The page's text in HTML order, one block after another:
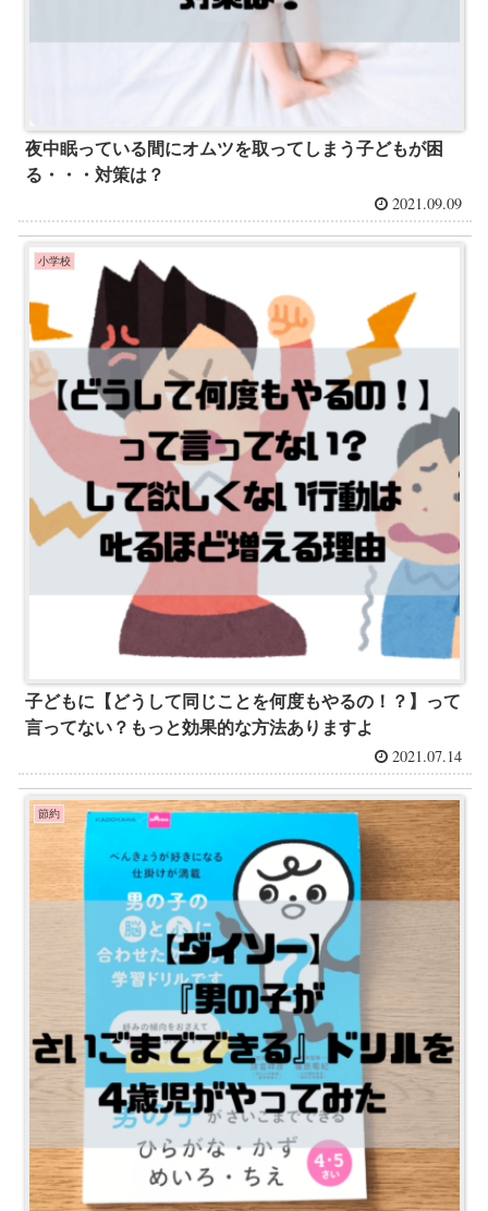
夜中眠っている間にオムツを取ってしまう子どもが困
る・・・対策は？
2021.09.09
小学校
子どもに【どうして同じことを何度もやるの！？】って
言ってない？もっと効果的な方法ありますよ
2021.07.14
節約